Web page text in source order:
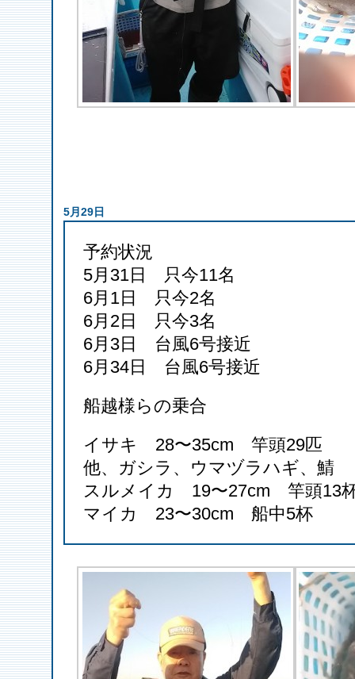
5月29日
予約状況
5月31日 只今11名
6月1日 只今2名
6月2日 只今3名
6月3日 台風6号接近
6月34日 台風6号接近
船越様らの乗合
イサキ 28〜35cm 竿頭29匹
他、ガシラ、ウマヅラハギ、鯖
スルメイカ 19〜27cm 竿頭13
マイカ 23〜30cm 船中5杯